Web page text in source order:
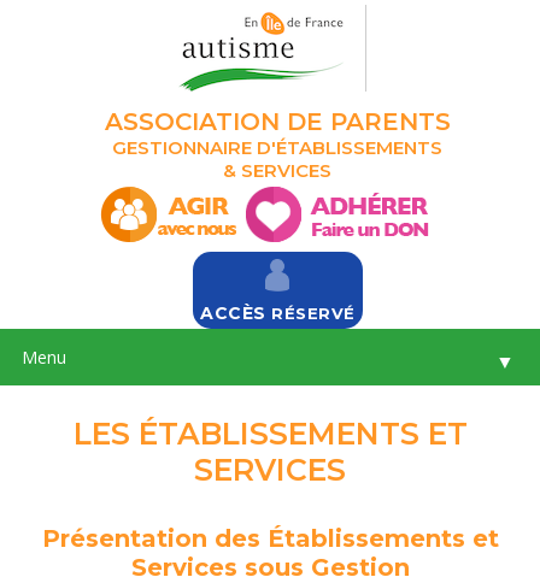
ASSOCIATION DE PARENTS
GESTIONNAIRE D'ÉTABLISSEMENTS
& SERVICES
ACCÈS RÉSERVÉ
Menu ▼
LES ÉTABLISSEMENTS ET
SERVICES
Présentation des Établissements et
Services sous Gestion